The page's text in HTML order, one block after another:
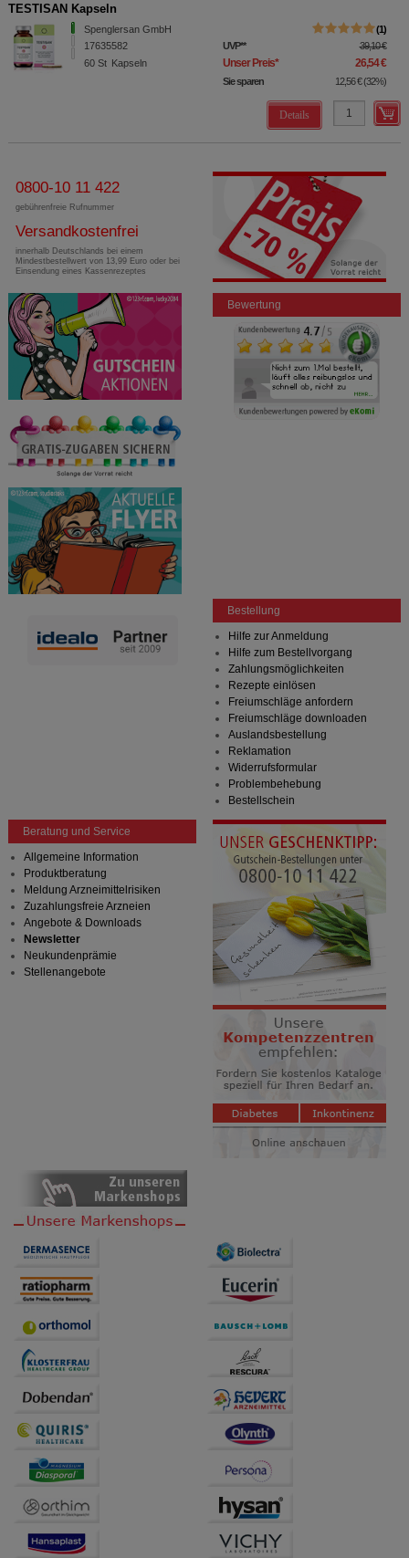
TESTISAN Kapseln
Spenglersan GmbH
17635582
60 St Kapseln
1
UVP** 39,10 €
Unser Preis* 26,54 €
Sie sparen 12,56 € (32%)
Details
0800-10 11 422
gebührenfreie Rufnummer
Versandkostenfrei
innerhalb Deutschlands bei einem
Mindestbestellwert von 13,99 Euro oder bei
Einsendung eines Kassenrezeptes
Bewertung
Bestellung
Hilfe zur Anmeldung
Hilfe zum Bestellvorgang
Zahlungsmöglichkeiten
Rezepte einlösen
Freiumschläge anfordern
Freiumschläge downloaden
Auslandsbestellung
Reklamation
Widerrufsformular
Problembehebung
Bestellschein
Beratung und Service
Allgemeine Information
Produktberatung
Meldung Arzneimittelrisiken
Zuzahlungsfreie Arzneien
Angebote & Downloads
Newsletter
Neukundenprämie
Stellenangebote